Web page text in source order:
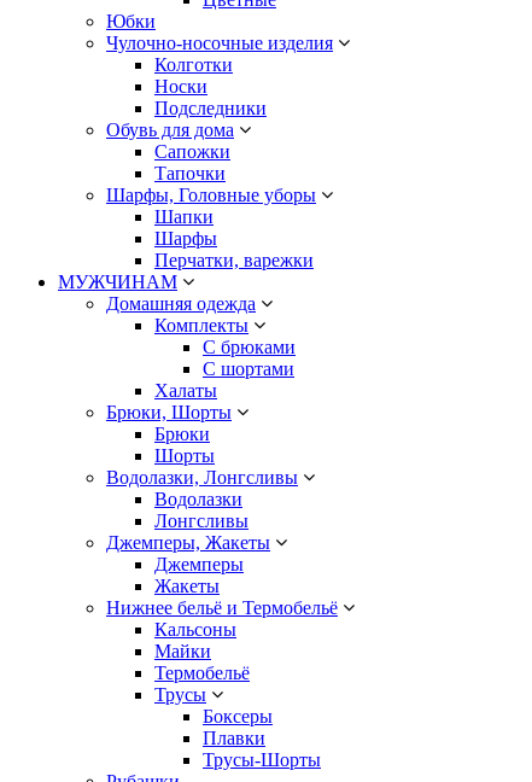
Юбки
Чулочно-носочные изделия
Колготки
Носки
Подследники
Обувь для дома
Сапожки
Тапочки
Шарфы, Головные уборы
Шапки
Шарфы
Перчатки, варежки
МУЖЧИНАМ
Домашняя одежда
Комплекты
С брюками
С шортами
Халаты
Брюки, Шорты
Брюки
Шорты
Водолазки, Лонгсливы
Водолазки
Лонгсливы
Джемперы, Жакеты
Джемперы
Жакеты
Нижнее бельё и Термобельё
Кальсоны
Майки
Термобельё
Трусы
Боксеры
Плавки
Трусы-Шорты